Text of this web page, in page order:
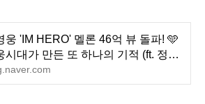
웅 'IM HERO' 멜론 46억 뷰 돌파! 🩵
시대가 만든 또 하나의 기적 (ft. 정규
13억)